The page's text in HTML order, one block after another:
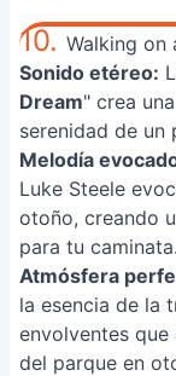
10. Walking on
Sonido etéreo:
Dream" crea
serenidad de un
Melodía
Luke Steele
otoño, creando
para tu caminata.
Atmósfera
la esencia de la
envolventes
del parque en